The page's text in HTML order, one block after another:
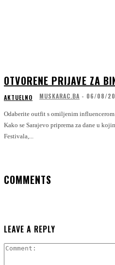
OTVORENE PRIJAVE ZA
AKTUELNO MUSKARAC.BA - 06/08/
Odaberite outfit s omiljenim
Kako se Sarajevo priprema za dane u
Festivala,...
COMMENTS
LEAVE A REPLY